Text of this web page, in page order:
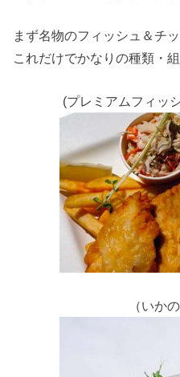
まず名物のフィッシュ＆チッ
これだけでかなりの種類・
(プレミアムフィッ
（いか